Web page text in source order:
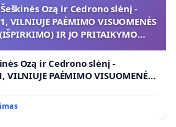
Ozą ir Cedrono slėnį -
VILNIUJE PAĖMIMO VISUOMENĖS
IR JO PRITAIKYMO
Ozą ir Cedrono slėnį -
VILNIUJE PAĖMIMO VISUOMENĖS
IR JO PRITAIKYMO VIEŠAJAI